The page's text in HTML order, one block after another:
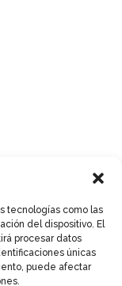
tecnologías como las
del dispositivo. El
procesar datos
únicas
puede afectar